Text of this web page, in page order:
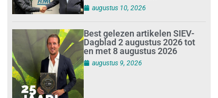
augustus 10, 2026
Best gelezen artikelen SIEV-
Dagblad 2 augustus 2026 tot
en met 8 augustus 2026
augustus 9, 2026